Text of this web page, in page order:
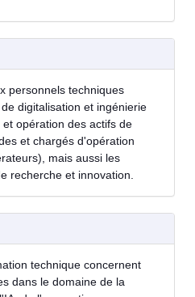
personnels techniques
digitalisation et ingénierie
opération des actifs de
et chargés d'opération
mais aussi les
recherche et innovation.
technique concernent
dans le domaine de la